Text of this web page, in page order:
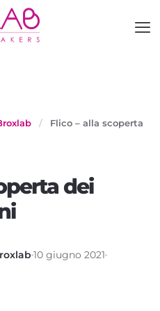
/
Flico – alla scoperta
dei
10 giugno 2021